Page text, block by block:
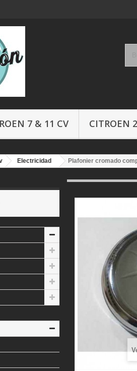
7 & 11 CV CITROEN
Electricidad Plafonier cromado